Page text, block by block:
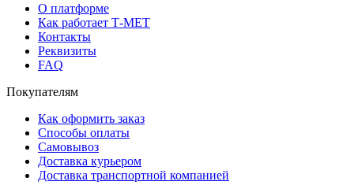
О платформе
Как работает Т-МЕТ
Контакты
Реквизиты
FAQ
Покупателям
Как оформить заказ
Способы оплаты
Самовывоз
Доставка курьером
Доставка транспортной компанией